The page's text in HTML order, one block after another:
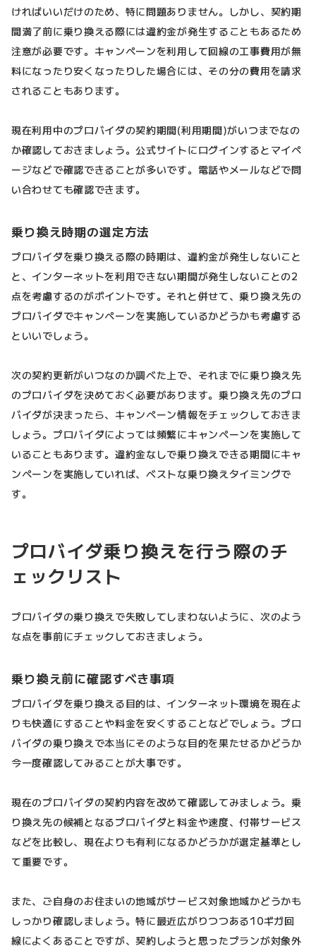
ければいいだけのため、特に問題ありません。しかし、契約期
間満了前に乗り換える際には違約金が発生することもあるため
注意が必要です。キャンペーンを利用して回線の工事費用が無
料になったり安くなったりした場合には、その分の費用を請求
されることもあります。
現在利用中のプロバイダの契約期間(利用期間)がいつまでなの
か確認しておきましょう。公式サイトにログインするとマイペ
ージなどで確認できることが多いです。電話やメールなどで問
い合わせても確認できます。
乗り換え時期の選定方法
プロバイダを乗り換える際の時期は、違約金が発生しないこと
と、インターネットを利用できない期間が発生しないことの2
点を考慮するのがポイントです。それと併せて、乗り換え先の
プロバイダでキャンペーンを実施しているかどうかも考慮する
といいでしょう。
次の契約更新がいつなのか調べた上で、それまでに乗り換え先
のプロバイダを決めておく必要があります。乗り換え先のプロ
バイダが決まったら、キャンペーン情報をチェックしておきま
しょう。プロバイダによっては頻繁にキャンペーンを実施して
いることもあります。違約金なしで乗り換えできる期間にキャ
ンペーンを実施していれば、ベストな乗り換えタイミングで
す。
プロバイダ乗り換えを行う際のチ
ェックリスト
プロバイダの乗り換えで失敗してしまわないように、次のよう
な点を事前にチェックしておきましょう。
乗り換え前に確認すべき事項
プロバイダを乗り換える目的は、インターネット環境を現在よ
りも快適にすることや料金を安くすることなどでしょう。プロ
バイダの乗り換えで本当にそのような目的を果たせるかどうか
今一度確認してみることが大事です。
現在のプロバイダの契約内容を改めて確認してみましょう。乗
り換え先の候補となるプロバイダと料金や速度、付帯サービス
などを比較し、現在よりも有利になるかどうかが選定基準とし
て重要です。
また、ご自身のお住まいの地域がサービス対象地域かどうかも
しっかり確認しましょう。特に最近広がりつつある10ギガ回
線によくあることですが、契約しようと思ったプランが対象外